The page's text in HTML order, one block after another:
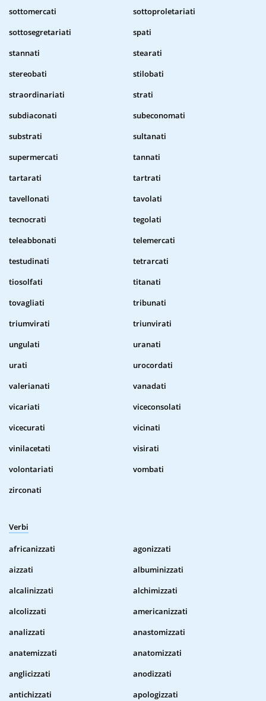
sottomercati
sottoproletariati
sottosegretariati
spati
stannati
stearati
stereobati
stilobati
straordinariati
strati
subdiaconati
subeconomati
substrati
sultanati
supermercati
tannati
tartarati
tartrati
tavellonati
tavolati
tecnocrati
tegolati
teleabbonati
telemercati
testudinati
tetrarcati
tiosolfati
titanati
tovagliati
tribunati
triumvirati
triunvirati
ungulati
uranati
urati
urocordati
valerianati
vanadati
vicariati
viceconsolati
vicecurati
vicinati
vinilacetati
visirati
volontariati
vombati
zirconati
Verbi
africanizzati
agonizzati
aizzati
albuminizzati
alcalinizzati
alchimizzati
alcolizzati
americanizzati
analizzati
anastomizzati
anatemizzati
anatomizzati
anglicizzati
anodizzati
antichizzati
apologizzati